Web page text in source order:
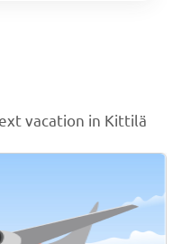
vacation in Kittilä